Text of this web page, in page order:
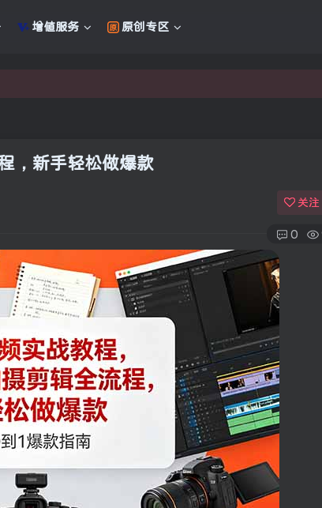
增值服务 原创专区
，新手轻松做爆款
关注
0